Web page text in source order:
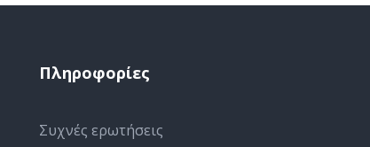
Πληροφορίες
Συχνές ερωτήσεις